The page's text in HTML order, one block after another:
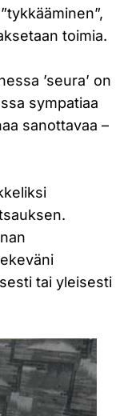
toimia.
’seura’ on
sympatiaa
sanottavaa –
tai yleisesti